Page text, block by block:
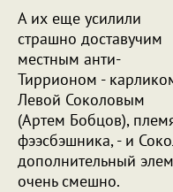
А их еще усилили
страшно доставучим
местным анти-
Тиррионом -
Левой Соколовым
(Артем Бобцов),
фээсбэшника, - и
дополнительный
очень смешно.